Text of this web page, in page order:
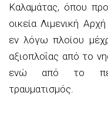
Καλαμάτας, όπου
οικεία Λιμενική
εν λόγω πλοίου
αξιοπλοΐας από το
ενώ από το
τραυματισμός.